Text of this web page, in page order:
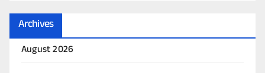
Archives
August 2026